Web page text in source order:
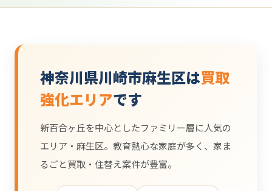
神奈川県川崎市麻生区は買取
強化エリアです
新百合ヶ丘を中心としたファミリー層に人気の
エリア・麻生区。教育熱心な家庭が多く、家ま
るごと買取・住替え案件が豊富。